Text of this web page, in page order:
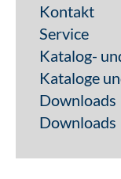
Kontakt
Service
Katalog-
Kataloge
Downloads
Downloads